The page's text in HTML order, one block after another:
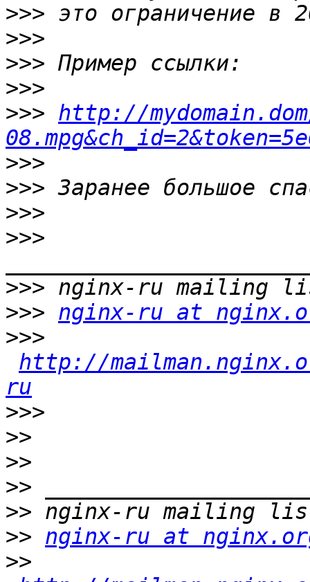
>>>
>>>
>>>
>>>
>>> http://
>>>
>>>
>>>
>>>
>>>
>>> nginx-ru at
>>>
http://
ru
>>>
>>
>>
>>
>>
>> nginx-ru at
>>